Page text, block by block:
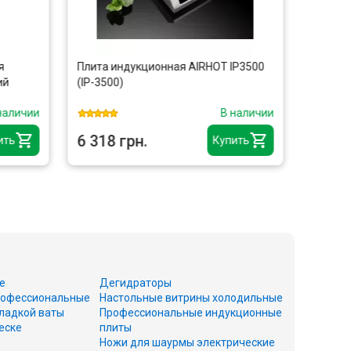
Купить
Плита индукционная AIRHOT IP3500
(IP-3500)
В наличии
6 318 грн.
ваты
Дегидраторы
Настольные витрины холодильные
Профессиональные индукционные
плиты
Ножи для шаурмы электрические